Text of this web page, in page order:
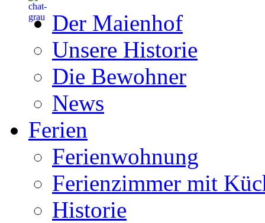
Der Maienhof
Unsere Historie
Die Bewohner
News
Ferien
Ferienwohnung
Ferienzimmer mit
Historie